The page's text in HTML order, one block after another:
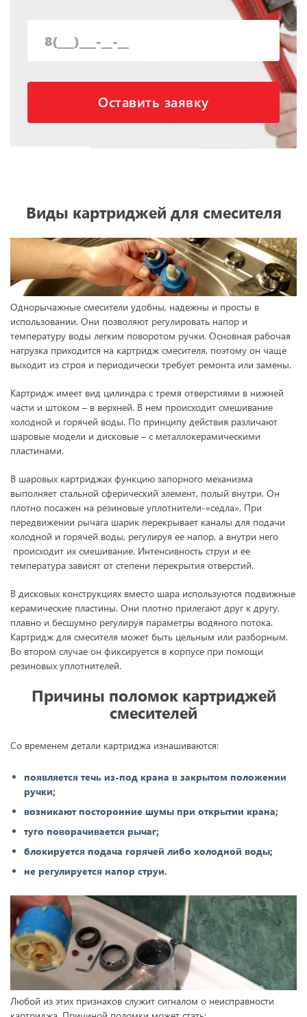
Оставить заявку
Виды картриджей для смесителя
Однорычажные смесители удобны, надежны и просты в
использовании. Они позволяют регулировать напор и
температуру воды легким поворотом ручки. Основная рабочая
нагрузка приходится на картридж смесителя, поэтому он чаще
выходит из строя и периодически требует ремонта или замены.
Картридж имеет вид цилиндра с тремя отверстиями в нижней
части и штоком – в верхней. В нем происходит смешивание
холодной и горячей воды. По принципу действия различают
шаровые модели и дисковые – с металлокерамическими
пластинами.
В шаровых картриджах функцию запорного механизма
выполняет стальной сферический элемент, полый внутри. Он
плотно посажен на резиновые уплотнители-«седла». При
передвижении рычага шарик перекрывает каналы для подачи
холодной и горячей воды, регулируя ее напор, а внутри него
происходит их смешивание. Интенсивность струи и ее
температура зависят от степени перекрытия отверстий.
В дисковых конструкциях вместо шара используются подвижные
керамические пластины. Они плотно прилегают друг к другу,
плавно и бесшумно регулируя параметры водяного потока.
Картридж для смесителя может быть цельным или разборным.
Во втором случае он фиксируется в корпусе при помощи
резиновых уплотнителей.
Причины поломок картриджей
смесителей
Со временем детали картриджа изнашиваются:
появляется течь из-под крана в закрытом положении
ручки;
возникают посторонние шумы при открытии крана;
туго поворачивается рычаг;
блокируется подача горячей либо холодной воды;
не регулируется напор струи.
Любой из этих признаков служит сигналом о неисправности